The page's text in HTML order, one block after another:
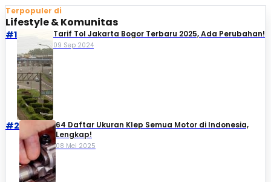
Terpopuler di
Lifestyle & Komunitas
#1 Tarif Tol Jakarta Bogor Terbaru 2025, Ada Perubahan!
09 Sep 2024
#2
64 Daftar Ukuran Klep Semua Motor di Indonesia,
Lengkap!
08 Mei 2025